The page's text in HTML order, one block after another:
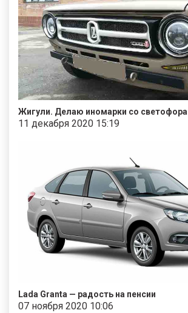
Жигули. Делаю иномарки со светофора
11 декабря 2020 15:19
Lada Granta — радость на пенсии
07 ноября 2020 10:06